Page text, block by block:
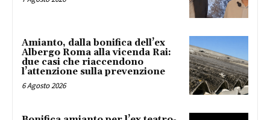
Amianto, dalla bonifica dell’ex
Albergo Roma alla vicenda Rai:
due casi che riaccendono
l’attenzione sulla prevenzione
6 Agosto 2026